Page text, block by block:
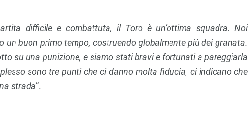
difficile e combattuta, il Toro è un’ottima squadra. Noi
un buon primo tempo, costruendo globalmente più dei granata.
su una punizione, e siamo stati bravi e fortunati a pareggiarla
sono tre punti che ci danno molta fiducia, ci indicano che
strada”.